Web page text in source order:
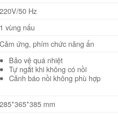
220V/50 Hz
1 vùng nấu
Cảm ứng, phím chức năng ẩn
Bảo vệ quá nhiệt
Tự ngắt khi không có nồi
Cảnh báo nồi không phù hợp
285*365*385 mm